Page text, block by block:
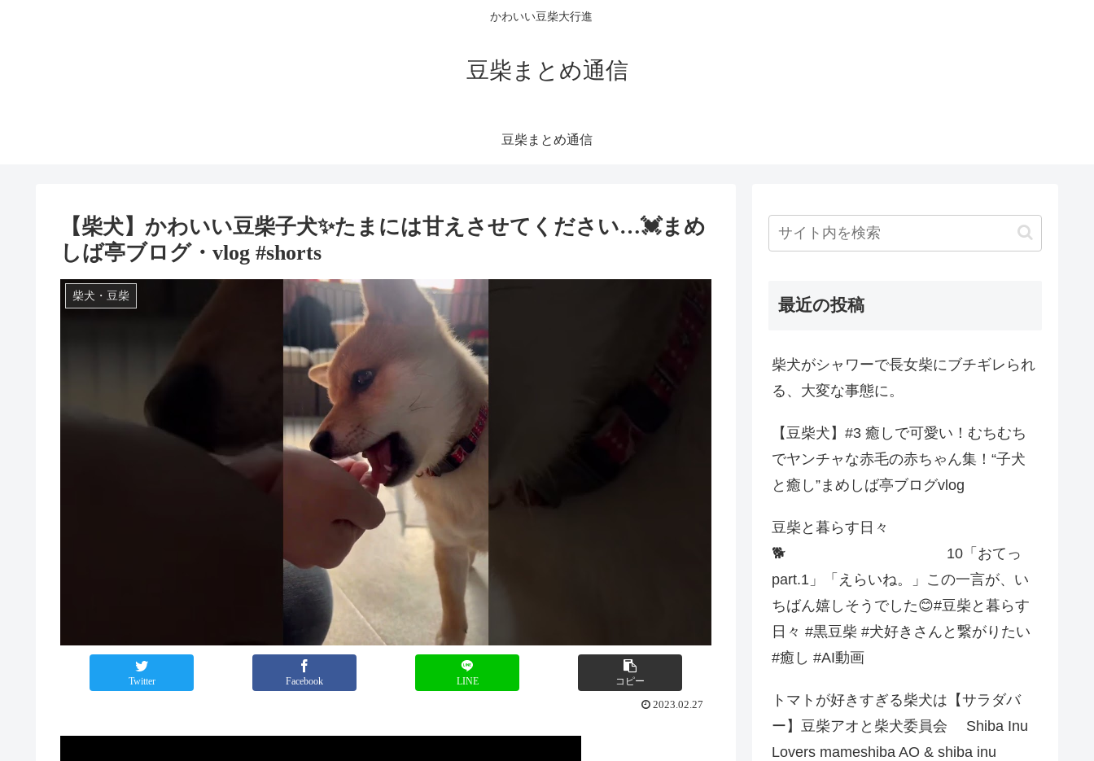
かわいい豆柴大行進
豆柴まとめ通信
豆柴まとめ通信
【柴犬】かわいい豆柴子犬✨たまには甘えさせてください…💓まめ
しば亭ブログ・vlog #shorts
柴犬・豆柴
Twitter Facebook LINE コピー
2023.02.27
最近の投稿
柴犬がシャワーで長女柴にブチギレられ
る、大変な事態に。
【豆柴犬】#3 癒しで可愛い！むちむち
でヤンチャな赤毛の赤ちゃん集！“子犬
と癒し”まめしば亭ブログvlog
豆柴と暮らす日々
🐕 10「おてっ
part.1」「えらいね。」この一言が、い
ちばん嬉しそうでした😊#豆柴と暮らす
日々 #黒豆柴 #犬好きさんと繋がりたい
#癒し #AI動画
トマトが好きすぎる柴犬は【サラダバ
ー】豆柴アオと柴犬委員会 Shiba Inu
Lovers mameshiba AO & shiba inu